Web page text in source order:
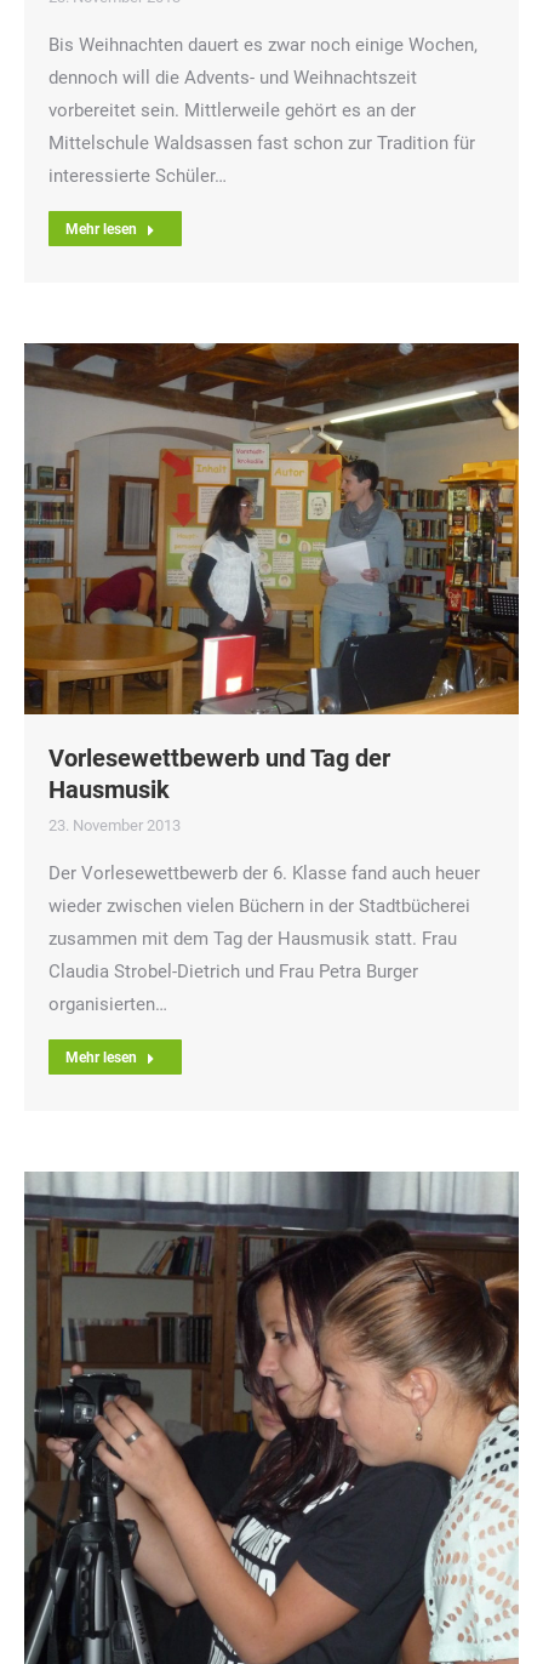
Bis Weihnachten dauert es zwar noch einige Wochen,
dennoch will die Advents- und Weihnachtszeit
vorbereitet sein. Mittlerweile gehört es an der
Mittelschule Waldsassen fast schon zur Tradition für
interessierte Schüler…
Mehr lesen
Vorlesewettbewerb und Tag der
Hausmusik
23. November 2013
Der Vorlesewettbewerb der 6. Klasse fand auch heuer
wieder zwischen vielen Büchern in der Stadtbücherei
zusammen mit dem Tag der Hausmusik statt. Frau
Claudia Strobel-Dietrich und Frau Petra Burger
organisierten…
Mehr lesen